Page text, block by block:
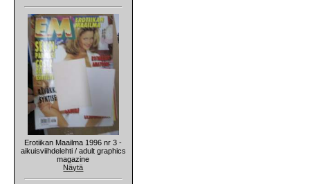
Erotiikan Maailma 1996 nr 3 -
aikuisviihdelehti / adult graphics
magazine
Näytä